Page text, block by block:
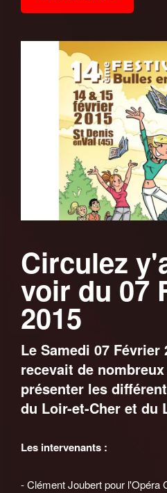
Circulez
voir du 07
2015
Le Samedi 07 Février
recevait de
présenter les
du Loir-et-Cher et du
Les intervenants :
- Clément Joubert pour l'Opéra